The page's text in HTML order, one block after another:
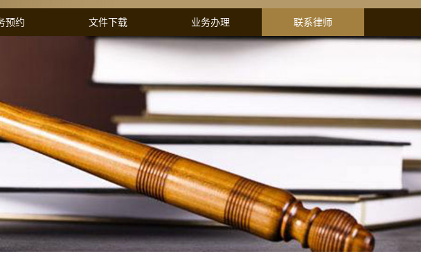
预约 文件下载 业务办理 联系律师